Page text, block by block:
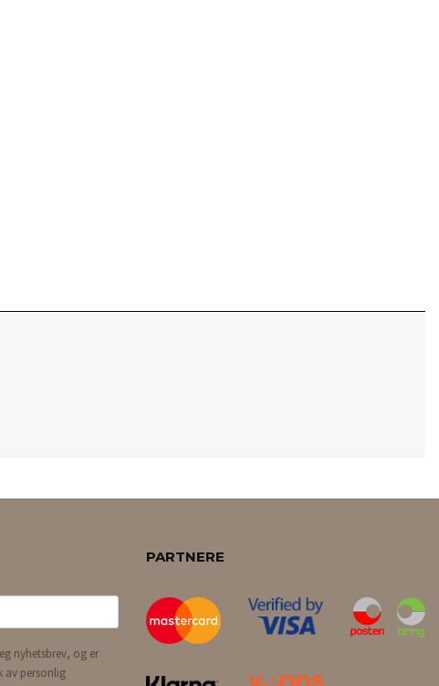
nyhetsbrev, og er
av personlig
PARTNERE